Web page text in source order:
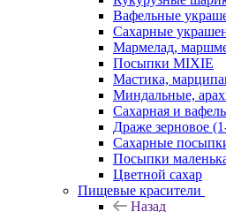
Вафельные
Сахарные
Мармелад,
Посыпки MIXIE
Мастика,
Миндальные,
Сахарная и
Драже зерновое
Сахарные
Посыпки
Цветной сахар
Пищевые красители
Назад